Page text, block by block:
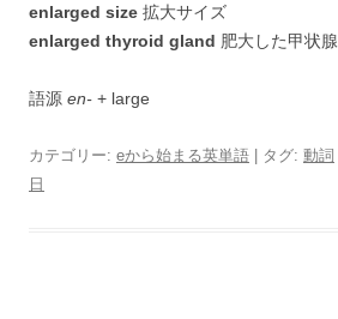
enlarged size 拡大サイズ
enlarged thyroid gland 肥大した甲状腺
語源 en- + large
カテゴリー: eから始まる英単語 | タグ: 動詞
日